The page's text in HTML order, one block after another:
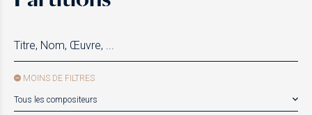
MOINS DE FILTRES
Tous les compositeurs